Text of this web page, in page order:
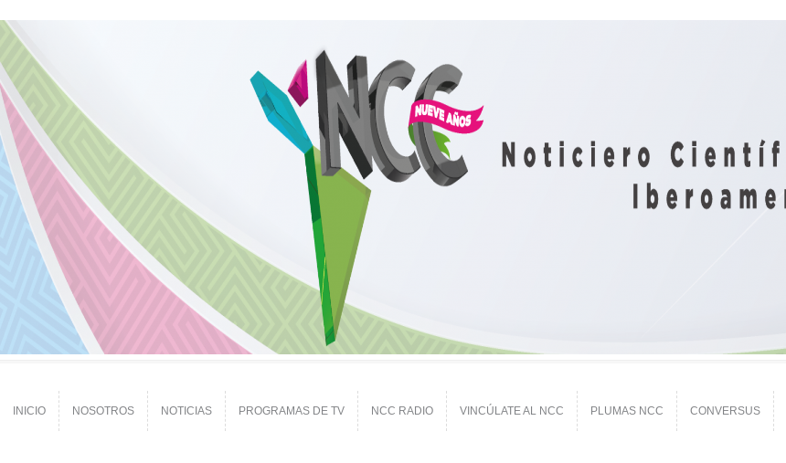
INICIO NOSOTROS NOTICIAS PROGRAMAS DE TV NCC RADIO VINCÚLATE AL NCC PLUMAS NCC CONVERSUS